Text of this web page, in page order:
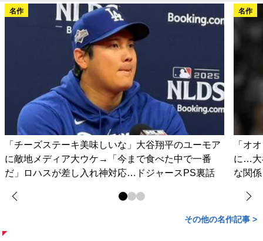
名作
「チーズステーキ美味しいな」大谷翔平のユーモア
に敵地メディア大ウケ→「今まで食べた中で一番
だ」ロハスが差し入れ神対応…ドジャースPS裏話
名作
「オ
に…大
な関
その他の名作記事 >